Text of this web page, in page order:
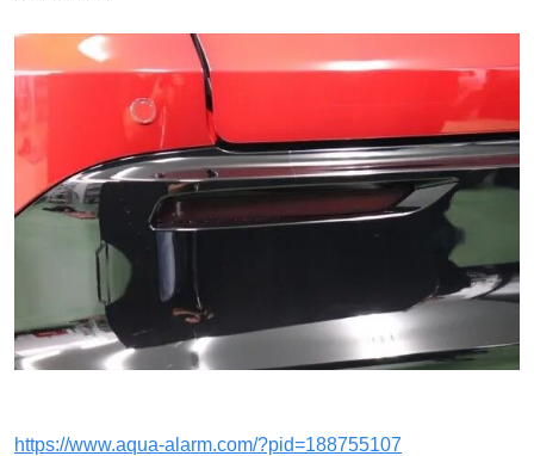
https://www.aqua-alarm.com/?pid=188755107